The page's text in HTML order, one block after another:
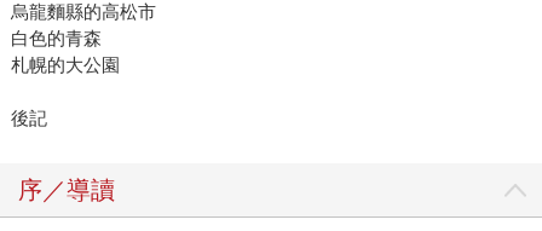
烏龍麵縣的高松市
白色的青森
札幌的大公園
後記
序／導讀